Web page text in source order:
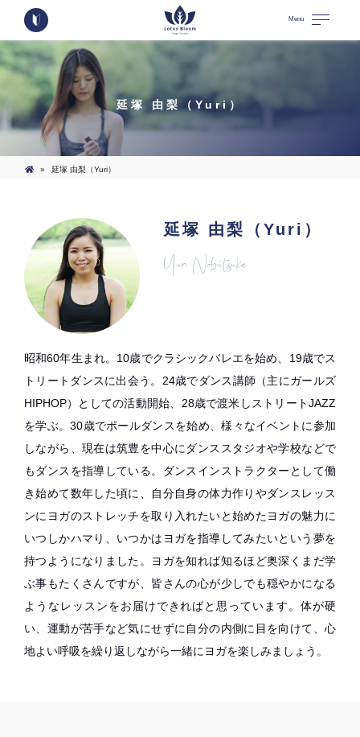
Menu
延塚 由梨（Yuri）
» 延塚 由梨（Yuri）
延塚 由梨（Yuri）
Yuri Nobutsuka
昭和60年生まれ。10歳でクラシックバレエを始め、19歳でス
トリートダンスに出会う。24歳でダンス講師（主にガールズ
HIPHOP）としての活動開始、28歳で渡米しストリートJAZZ
を学ぶ。30歳でポールダンスを始め、様々なイベントに参加
しながら、現在は筑豊を中心にダンススタジオや学校などで
もダンスを指導している。ダンスインストラクターとして働
き始めて数年した頃に、自分自身の体力作りやダンスレッス
ンにヨガのストレッチを取り入れたいと始めたヨガの魅力に
いつしかハマり、いつかはヨガを指導してみたいという夢を
持つようになりました。ヨガを知れば知るほど奥深くまだ学
ぶ事もたくさんですが、皆さんの心が少しでも穏やかになる
ようなレッスンをお届けできればと思っています。体が硬
い、運動が苦手など気にせずに自分の内側に目を向けて、心
地よい呼吸を繰り返しながら一緒にヨガを楽しみましょう。